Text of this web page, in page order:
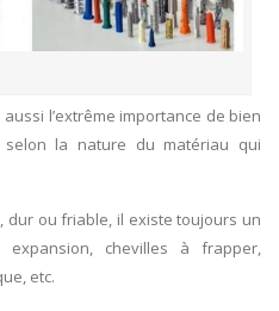
l’extrême importance de bien
la nature du matériau qui
dur ou friable, il existe toujours un
chevilles à frapper,
etc.